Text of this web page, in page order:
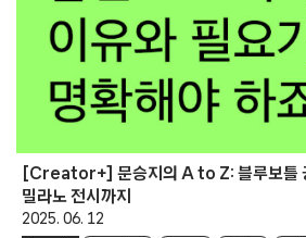
[Creator+] 문승지의 A to Z: 블루보틀
밀라노 전시까지
2025. 06. 12